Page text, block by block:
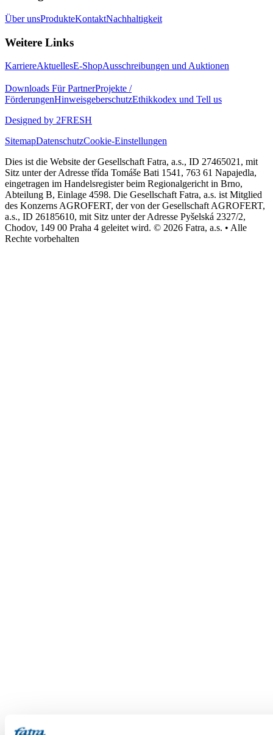
Über unsProdukteKontaktNachhaltigkeit
Weitere Links
KarriereAktuellesE-ShopAusschreibungen und Auktionen
Downloads Für PartnerProjekte /
FörderungenHinweisgeberschutzEthikkodex und Tell us
Designed by 2FRESH
SitemapDatenschutzCookie-Einstellungen
Dies ist die Website der Gesellschaft Fatra, a.s., ID 27465021, mit
Sitz unter der Adresse třída Tomáše Bati 1541, 763 61 Napajedla,
eingetragen im Handelsregister beim Regionalgericht in Brno,
Abteilung B, Einlage 4598. Die Gesellschaft Fatra, a.s. ist Mitglied
des Konzerns AGROFERT, der von der Gesellschaft AGROFERT,
a.s., ID 26185610, mit Sitz unter der Adresse Pyšelská 2327/2,
Chodov, 149 00 Praha 4 geleitet wird. © 2026 Fatra, a.s. • Alle
Rechte vorbehalten